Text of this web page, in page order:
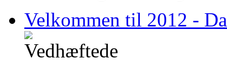
Velkommen til 2012 -